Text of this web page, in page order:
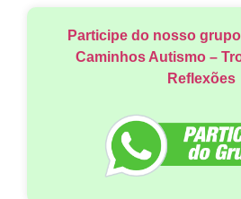
Participe do nosso
Caminhos Autismo –
Reflexões